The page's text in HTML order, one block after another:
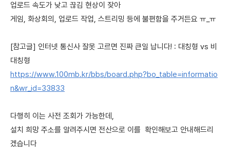
업로드 속도가 낮고 끊김 현상이 잦아
게임, 화상회의, 업로드 작업, 스트리밍 등에 불편함을 주거든요 ㅠ_ㅠ
[참고글] 인터넷 통신사 잘못 고르면 진짜 큰일 납니다! : 대칭형 vs 비
대칭형
https://www.100mb.kr/bbs/board.php?bo_table=informatio
n&wr_id=33833
다행히 이는 사전 조회가 가능한데,
설치 희망 주소를 알려주시면 전산으로 이를 확인해보고 안내해드리
겠습니다